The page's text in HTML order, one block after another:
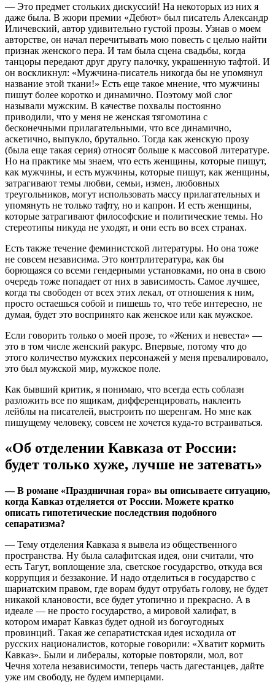
— Это предмет стольких дискуссий! На некоторых из них я
даже была. В жюри премии «Дебют» был писатель Александр
Иличевский, автор удивительно густой прозы. Узнав о моем
авторстве, он начал перечитывать мою повесть с целью найти
признак женского пера. И там была сцена свадьбы, когда
танцоры передают друг другу палочку, украшенную тафтой. И
он воскликнул: «Мужчина-писатель никогда бы не упомянул
название этой ткани!» Есть еще такое мнение, что мужчины
пишут более коротко и динамично. Поэтому мой слог
называли мужским. В качестве похвалы постоянно
приводили, что у меня не женская тягомотина с
бесконечными прилагательными, что все динамично,
аскетично, выпукло, брутально. Тогда как женскую прозу
(была еще такая серия) относят больше к массовой литературе.
Но на практике мы знаем, что есть женщины, которые пишут,
как мужчины, и есть мужчины, которые пишут, как женщины,
затрагивают темы любви, семьи, измен, любовных
треугольников, могут использовать массу прилагательных и
упомянуть не только тафту, но и капрон. И есть женщины,
которые затрагивают философские и политические темы. Но
стереотипы никуда не уходят, и они есть во всех странах.
Есть также течение феминистской литературы. Но она тоже
не совсем независима. Это контрлитература, как бы
борющаяся со всеми гендерными установками, но она в свою
очередь тоже попадает от них в зависимость. Самое лучшее,
когда ты свободен от всех этих лекал, от отношения к ним,
просто остаешься собой и пишешь то, что тебе интересно, не
думая, будет это воспринято как женское или как мужское.
Если говорить только о моей прозе, то «Жених и невеста» —
это в том числе женский ракурс. Впервые, потому что до
этого количество мужских персонажей у меня превалировало,
это был мужской мир, мужское поле.
Как бывший критик, я понимаю, что всегда есть соблазн
разложить все по ящикам, дифференцировать, наклеить
лейблы на писателей, выстроить по шеренгам. Но мне как
пишущему человеку, совсем не хочется куда-то встраиваться.
«Об отделении Кавказа от России:
будет только хуже, лучше не затевать»
— В романе «Праздничная гора» вы описываете ситуацию,
когда Кавказ отделяется от России. Можете кратко
описать гипотетические последствия подобного
сепаратизма?
— Тему отделения Кавказа я вывела из общественного
пространства. Ну была салафитская идея, они считали, что
есть Тагут, воплощение зла, светское государство, откуда вся
коррупция и беззаконие. И надо отделиться в государство с
шариатским правом, где ворам будут отрубать голову, не будет
никакой клановости, все будет утопично и прекрасно. А в
идеале — не просто государство, а мировой халифат, в
котором имарат Кавказ будет одной из богоугодных
провинций. Такая же сепаратистская идея исходила от
русских националистов, которые говорили: «Хватит кормить
Кавказ». Были и либералы, которые повторяли, мол, вот
Чечня хотела независимости, теперь часть дагестанцев, дайте
уже им свободу, не будем имперцами.